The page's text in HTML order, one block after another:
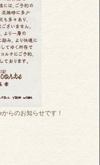
らのお知らせです！